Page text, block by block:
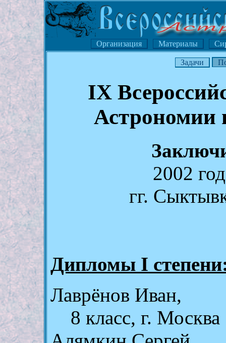
Организация Материалы
Задачи
IX
Астрономии
2002
гг.
Дипломы I
Лаврёнов Иван,
8 клаcc, г. Москва